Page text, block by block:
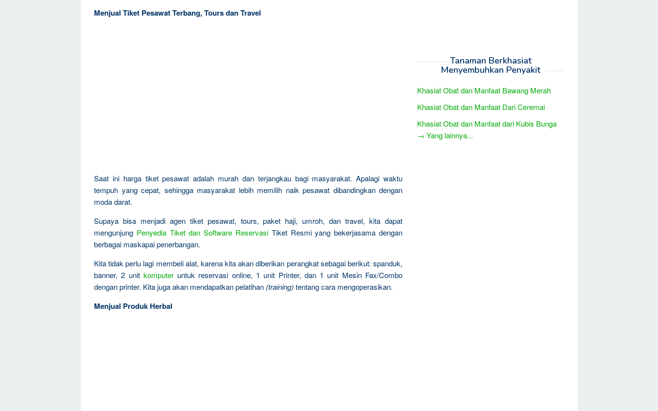
Menjual Tiket Pesawat Terbang, Tours dan Travel
Saat ini harga tiket pesawat adalah murah dan terjangkau bagi masyarakat. Apalagi waktu
tempuh yang cepat, sehingga masyarakat lebih memilih naik pesawat dibandingkan dengan
moda darat.
Supaya bisa menjadi agen tiket pesawat, tours, paket haji, umroh, dan travel, kita dapat
mengunjung Penyedia Tiket dan Software Reservasi Tiket Resmi yang bekerjasama dengan
berbagai maskapai penerbangan.
Kita tidak perlu lagi membeli alat, karena kita akan diberikan perangkat sebagai berikut: spanduk,
banner, 2 unit komputeruntuk reservasi online, 1 unit Printer, dan 1 unit Mesin Fax/Combo
dengan printer. Kita juga akan mendapatkan pelatihan (training) tentang cara mengoperasikan.
Menjual Produk Herbal
Tanaman Berkhasiat
Menyembuhkan Penyakit
Khasiat Obat dan Manfaat Bawang Merah
Khasiat Obat dan Manfaat Dari Ceremai
Khasiat Obat dan Manfaat dari Kubis Bunga
→ Yang lainnya...